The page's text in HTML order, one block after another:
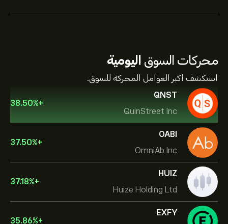
محركات السوق اليومية
استكشف أكبر العوامل المحركة للسوق.
QNST
QuinStreet Inc
+
38.50%
OABI
OmniAb Inc
+
37.50%
HUIZ
Huize Holding Ltd
+
37.18%
EXFY
+
35.86%